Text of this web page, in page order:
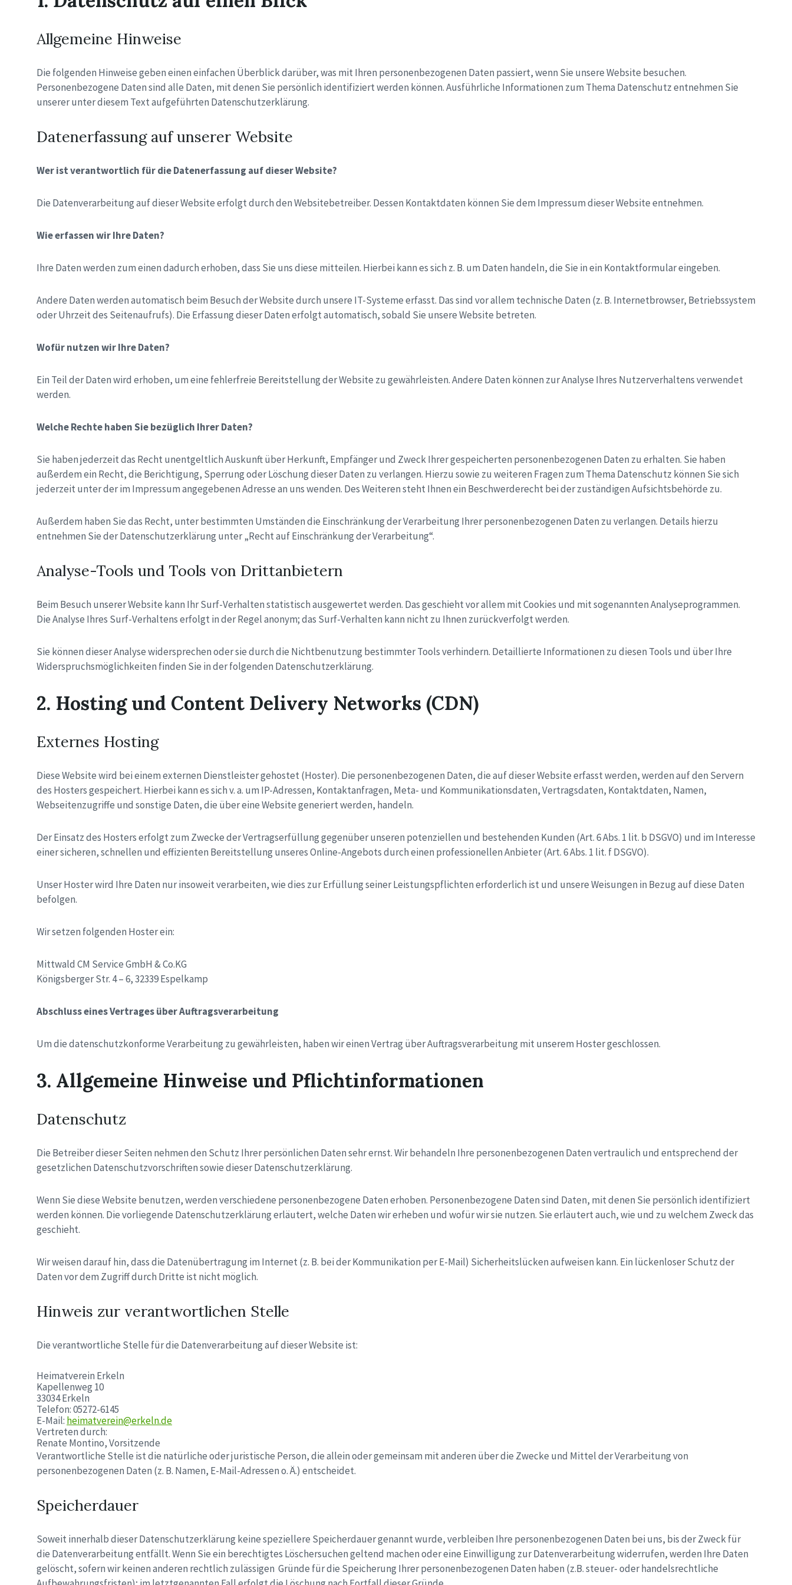
Allgemeine Hinweise
Die folgenden Hinweise geben einen einfachen Überblick darüber, was mit Ihren personenbezogenen Daten passiert, wenn Sie unsere Website besuchen.
Personenbezogene Daten sind alle Daten, mit denen Sie persönlich identifiziert werden können. Ausführliche Informationen zum Thema Datenschutz entnehmen Sie
unserer unter diesem Text aufgeführten Datenschutzerklärung.
Datenerfassung auf unserer Website
Wer ist verantwortlich für die Datenerfassung auf dieser Website?
Die Datenverarbeitung auf dieser Website erfolgt durch den Websitebetreiber. Dessen Kontaktdaten können Sie dem Impressum dieser Website entnehmen.
Wie erfassen wir Ihre Daten?
Ihre Daten werden zum einen dadurch erhoben, dass Sie uns diese mitteilen. Hierbei kann es sich z. B. um Daten handeln, die Sie in ein Kontaktformular eingeben.
Andere Daten werden automatisch beim Besuch der Website durch unsere IT-Systeme erfasst. Das sind vor allem technische Daten (z. B. Internetbrowser, Betriebssystem
oder Uhrzeit des Seitenaufrufs). Die Erfassung dieser Daten erfolgt automatisch, sobald Sie unsere Website betreten.
Wofür nutzen wir Ihre Daten?
Ein Teil der Daten wird erhoben, um eine fehlerfreie Bereitstellung der Website zu gewährleisten. Andere Daten können zur Analyse Ihres Nutzerverhaltens verwendet
werden.
Welche Rechte haben Sie bezüglich Ihrer Daten?
Sie haben jederzeit das Recht unentgeltlich Auskunft über Herkunft, Empfänger und Zweck Ihrer gespeicherten personenbezogenen Daten zu erhalten. Sie haben
außerdem ein Recht, die Berichtigung, Sperrung oder Löschung dieser Daten zu verlangen. Hierzu sowie zu weiteren Fragen zum Thema Datenschutz können Sie sich
jederzeit unter der im Impressum angegebenen Adresse an uns wenden. Des Weiteren steht Ihnen ein Beschwerderecht bei der zuständigen Aufsichtsbehörde zu.
Außerdem haben Sie das Recht, unter bestimmten Umständen die Einschränkung der Verarbeitung Ihrer personenbezogenen Daten zu verlangen. Details hierzu
entnehmen Sie der Datenschutzerklärung unter „Recht auf Einschränkung der Verarbeitung“.
Analyse-Tools und Tools von Drittanbietern
Beim Besuch unserer Website kann Ihr Surf-Verhalten statistisch ausgewertet werden. Das geschieht vor allem mit Cookies und mit sogenannten Analyseprogrammen.
Die Analyse Ihres Surf-Verhaltens erfolgt in der Regel anonym; das Surf-Verhalten kann nicht zu Ihnen zurückverfolgt werden.
Sie können dieser Analyse widersprechen oder sie durch die Nichtbenutzung bestimmter Tools verhindern. Detaillierte Informationen zu diesen Tools und über Ihre
Widerspruchsmöglichkeiten finden Sie in der folgenden Datenschutzerklärung.
2. Hosting und Content Delivery Networks (CDN)
Externes Hosting
Diese Website wird bei einem externen Dienstleister gehostet (Hoster). Die personenbezogenen Daten, die auf dieser Website erfasst werden, werden auf den Servern
des Hosters gespeichert. Hierbei kann es sich v. a. um IP-Adressen, Kontaktanfragen, Meta- und Kommunikationsdaten, Vertragsdaten, Kontaktdaten, Namen,
Webseitenzugriffe und sonstige Daten, die über eine Website generiert werden, handeln.
Der Einsatz des Hosters erfolgt zum Zwecke der Vertragserfüllung gegenüber unseren potenziellen und bestehenden Kunden (Art. 6 Abs. 1 lit. b DSGVO) und im Interesse
einer sicheren, schnellen und effizienten Bereitstellung unseres Online-Angebots durch einen professionellen Anbieter (Art. 6 Abs. 1 lit. f DSGVO).
Unser Hoster wird Ihre Daten nur insoweit verarbeiten, wie dies zur Erfüllung seiner Leistungspflichten erforderlich ist und unsere Weisungen in Bezug auf diese Daten
befolgen.
Wir setzen folgenden Hoster ein:
Mittwald CM Service GmbH & Co.KG
Königsberger Str. 4 – 6, 32339 Espelkamp
Abschluss eines Vertrages über Auftragsverarbeitung
Um die datenschutzkonforme Verarbeitung zu gewährleisten, haben wir einen Vertrag über Auftragsverarbeitung mit unserem Hoster geschlossen.
3. Allgemeine Hinweise und Pflichtinformationen
Datenschutz
Die Betreiber dieser Seiten nehmen den Schutz Ihrer persönlichen Daten sehr ernst. Wir behandeln Ihre personenbezogenen Daten vertraulich und entsprechend der
gesetzlichen Datenschutzvorschriften sowie dieser Datenschutzerklärung.
Wenn Sie diese Website benutzen, werden verschiedene personenbezogene Daten erhoben. Personenbezogene Daten sind Daten, mit denen Sie persönlich identifiziert
werden können. Die vorliegende Datenschutzerklärung erläutert, welche Daten wir erheben und wofür wir sie nutzen. Sie erläutert auch, wie und zu welchem Zweck das
geschieht.
Wir weisen darauf hin, dass die Datenübertragung im Internet (z. B. bei der Kommunikation per E-Mail) Sicherheitslücken aufweisen kann. Ein lückenloser Schutz der
Daten vor dem Zugriff durch Dritte ist nicht möglich.
Hinweis zur verantwortlichen Stelle
Die verantwortliche Stelle für die Datenverarbeitung auf dieser Website ist:
Heimatverein Erkeln
Kapellenweg 10
33034 Erkeln
Telefon: 05272-6145
E-Mail: heimatverein@erkeln.de
Vertreten durch:
Renate Montino, Vorsitzende
Verantwortliche Stelle ist die natürliche oder juristische Person, die allein oder gemeinsam mit anderen über die Zwecke und Mittel der Verarbeitung von
personenbezogenen Daten (z. B. Namen, E-Mail-Adressen o. Ä.) entscheidet.
Speicherdauer
Soweit innerhalb dieser Datenschutzerklärung keine speziellere Speicherdauer genannt wurde, verbleiben Ihre personenbezogenen Daten bei uns, bis der Zweck für
die Datenverarbeitung entfällt. Wenn Sie ein berechtigtes Löschersuchen geltend machen oder eine Einwilligung zur Datenverarbeitung widerrufen, werden Ihre Daten
gelöscht, sofern wir keinen anderen rechtlich zulässigen Gründe für die Speicherung Ihrer personenbezogenen Daten haben (z.B. steuer- oder handelsrechtliche